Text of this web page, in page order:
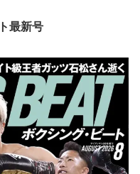
最新号